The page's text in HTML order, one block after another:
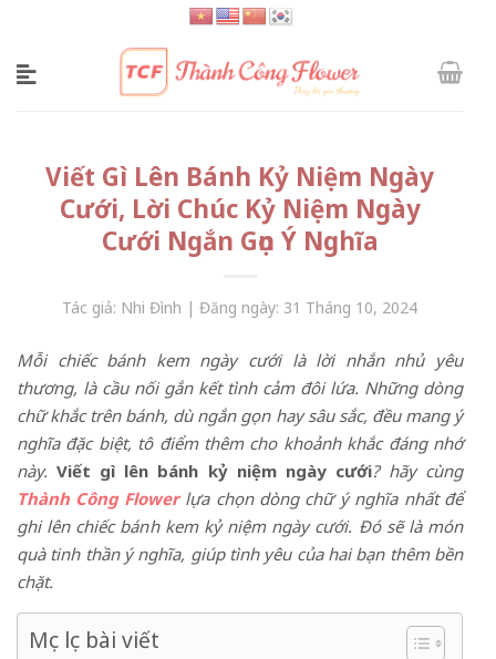
content
Viết Gì Lên Bánh Kỷ Niệm Ngày
Cưới, Lời Chúc Kỷ Niệm Ngày
Cưới Ngắn Gọn Ý Nghĩa
Tác giả: Nhi Đình | Đăng ngày: 31 Tháng 10, 2024
Mỗi chiếc bánh kem ngày cưới là lời nhắn nhủ yêu
thương, là cầu nối gắn kết tình cảm đôi lứa. Những dòng
chữ khắc trên bánh, dù ngắn gọn hay sâu sắc, đều mang ý
nghĩa đặc biệt, tô điểm thêm cho khoảnh khắc đáng nhớ
này. Viết gì lên bánh kỷ niệm ngày cưới? hãy cùng
Thành Công Flower lựa chọn dòng chữ ý nghĩa nhất để
ghi lên chiếc bánh kem kỷ niệm ngày cưới. Đó sẽ là món
quà tinh thần ý nghĩa, giúp tình yêu của hai bạn thêm bền
chặt.
Mục lục bài viết